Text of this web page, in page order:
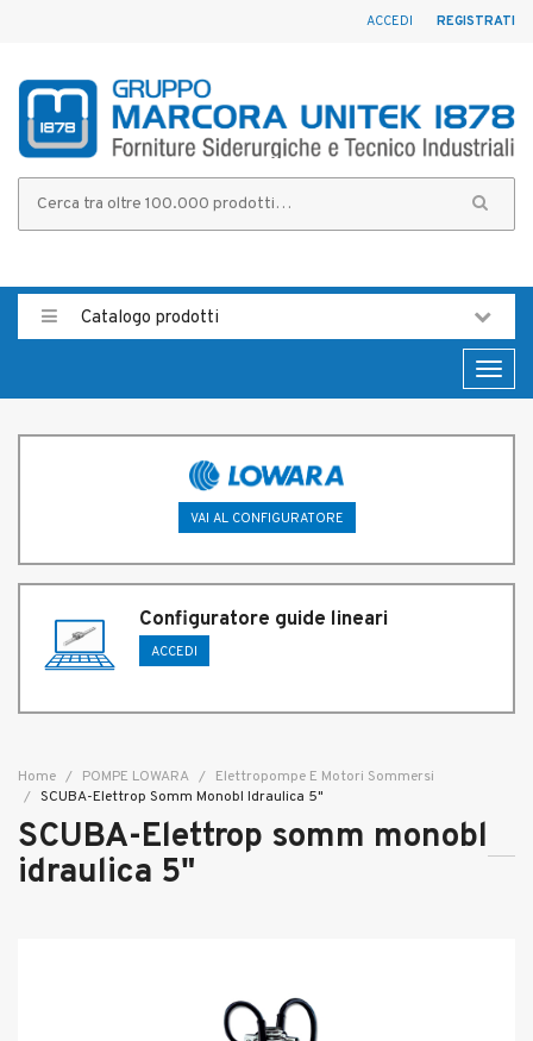
REGISTRATI
ACCEDI
Catalogo prodotti
VAI AL CONFIGURATORE
Configuratore guide lineari
ACCEDI
Home POMPE LOWARA
Elettropompe E Motori Sommersi
SCUBA-Elettrop Somm Monobl Idraulica 5"
SCUBA-Elettrop somm monobl
idraulica 5"